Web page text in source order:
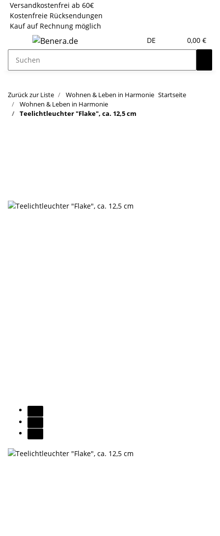
Versandkostenfrei ab 60€
Kostenfreie Rücksendungen
Kauf auf Rechnung möglich
DE
0,00 €
Zurück zur Liste Wohnen & Leben in Harmonie Startseite
Wohnen & Leben in Harmonie
Teelichtleuchter "Flake", ca. 12,5 cm